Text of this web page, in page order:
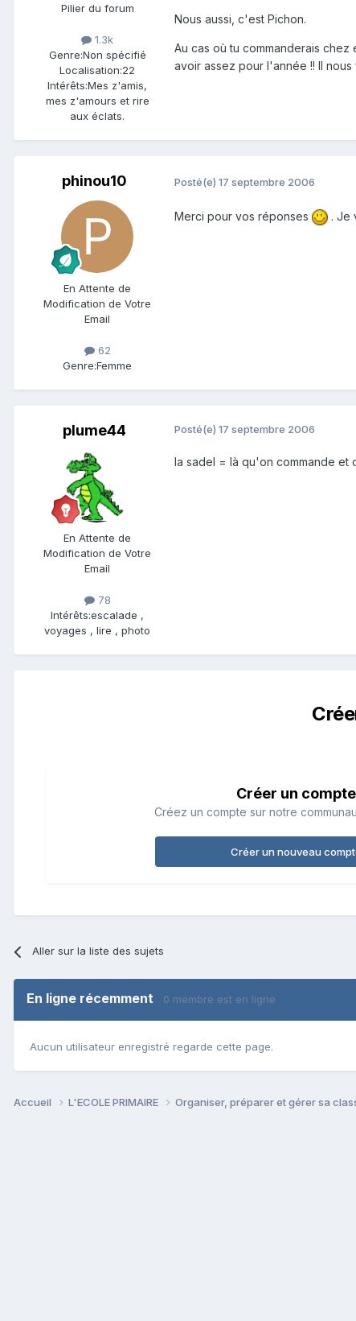
Pilier du forum
1.3k
Genre:Non spécifié
Localisation:22
Intérêts:Mes z'amis,
mes z'amours et rire
aux éclats.
Nous aussi, c'est Pichon.
Au cas où tu commanderais
avoir assez pour l'année !! Il
phinou10
En Attente de
Modification de Votre
Email
62
Genre:Femme
Posté(e) 17 septembre 2006
Merci pour vos réponses . Je
plume44
En Attente de
Modification de Votre
Email
78
Intérêts:escalade ,
voyages , lire , photo
Posté(e) 17 septembre 2006
la sadel = là qu'on commande et
Créer un compte
Créez un compte sur notre
Créer un nouveau
Aller sur la liste des sujets
En ligne récemment 0 membre est en ligne
Aucun utilisateur enregistré regarde cette page.
Accueil L'ECOLE PRIMAIRE Organiser, préparer et gérer sa